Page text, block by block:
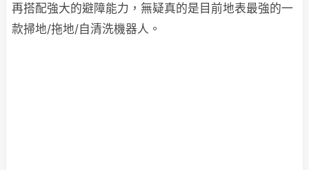
再搭配強大的避障能力，無疑真的是目前地表最強的一
款掃地/拖地/自清洗機器人。